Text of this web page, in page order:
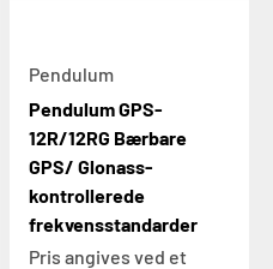
Pendulum
Pendulum GPS-
12R/12RG Bærbare
GPS/ Glonass-
kontrollerede
frekvensstandarder
Pris angives ved et